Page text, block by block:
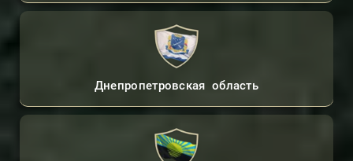
Днепропетровская область